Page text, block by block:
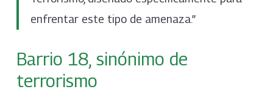
enfrentar este tipo de amenaza.”
Barrio 18, sinónimo de
terrorismo